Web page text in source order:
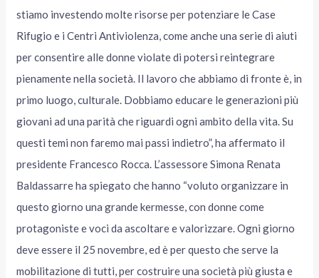
stiamo investendo molte risorse per potenziare le Case
Rifugio e i Centri Antiviolenza, come anche una serie di aiuti
per consentire alle donne violate di potersi reintegrare
pienamente nella società. Il lavoro che abbiamo di fronte è, in
primo luogo, culturale. Dobbiamo educare le generazioni più
giovani ad una parità che riguardi ogni ambito della vita. Su
questi temi non faremo mai passi indietro”, ha affermato il
presidente Francesco Rocca. L’assessore Simona Renata
Baldassarre ha spiegato che hanno “voluto organizzare in
questo giorno una grande kermesse, con donne come
protagoniste e voci da ascoltare e valorizzare. Ogni giorno
deve essere il 25 novembre, ed è per questo che serve la
mobilitazione di tutti, per costruire una società più giusta e